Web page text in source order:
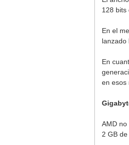
128 bits
En el
lanzado
En
en esos
AMD
2 GB